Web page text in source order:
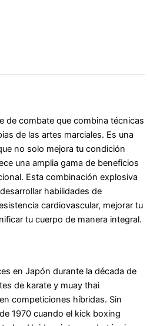
de combate que combina técnicas
de las artes marciales. Es una
no solo mejora tu condición
una amplia gama de beneficios
Esta combinación explosiva
habilidades de
cardiovascular, mejorar tu
tu cuerpo de manera integral.
en Japón durante la década de
de karate y muay thai
competiciones híbridas. Sin
1970 cuando el kick boxing